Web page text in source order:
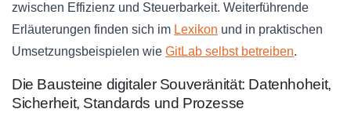
zwischen Effizienz und Steuerbarkeit. Weiterführende
Erläuterungen finden sich im Lexikon und in praktischen
Umsetzungsbeispielen wie GitLab selbst betreiben.
Die Bausteine digitaler Souveränität: Datenhoheit,
Sicherheit, Standards und Prozesse